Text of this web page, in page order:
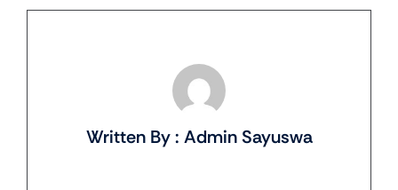
Written By : Admin Sayuswa